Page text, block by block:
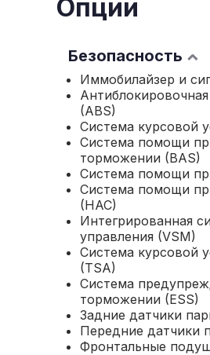
Опции
Безопасность
Иммобилайзер и
(ABS)
Система курсовой
Система помощи
торможении (BAS)
Система помощи
Система помощи
(HAC)
Интегрированная
управления (VSM)
Система курсовой
(TSA)
Система
торможении (ESS)
Задние датчики
Передние датчики
Фронтальные